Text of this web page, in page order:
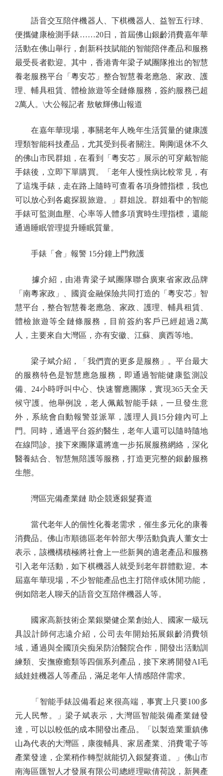
語音交互陪伴機器人、下棋機器人、益智五行球、
便攜健康檢測手錶……20日，首屆佛山銀齡消費嘉年華
活動在佛山舉行，創新科技賦能的智能陪伴產品和服務
最受長者歡迎。其中，香港青年梁子斌團隊推出的智慧
養老服務平台「粵安芯」整合智慧養老應急、家政、護
理、輔具租賃、體檢旅遊等全鏈條服務，簽約服務已超
2萬人。\大公報記者 敖敏輝佛山報道
在嘉年華現場，事關老年人晚年生活質量的健康護
理類智能科技產品，尤其受到長者關注。剛剛退休不久
的佛山市民群姐，在看到「粵安芯」展示的可穿戴智能
手錶後，立即下單購買。「老年人慢性病比較常見，有
了這塊手錶，走在路上隨時可查看各項身體指標，我也
可以放心到各處探親旅遊。」群姐說。群姐看中的智能
手錶可監測血壓、心率等人體多項實時生理指標，還能
通過睡眠管理提升睡眠質量。
手錶「會」報警 15分鐘上門救護
據介紹，由港青梁子斌團隊聯合廣東省家政品牌
「南粵家政」、國資金融保險共同打造的「粵安芯」智
慧平台，整合智慧養老應急、家政、護理、輔具租賃、
體檢旅遊等全鏈條服務，目前簽約客戶已經超過2萬
人，主要來自大灣區，亦有安徽、江蘇、廣西等地。
梁子斌介紹，「我們賣的更多是服務」。平台最大
的服務特色是智慧應急服務，即通過智能健康監測設
備、24小時呼叫中心、快速響應團隊，實現365天全天
候守護。他舉例說，老人佩戴智能手錶，一旦發生意
外，系統會自動報警並派單，護理人員15分鐘內可上
門。同時，通過平台簽約醫生，老年人還可以隨時隨地
在線問診。接下來團隊還將進一步拓展服務網絡，深化
醫養結合、智慧無陪護等服務，打造更完整的銀齡服務
生態。
灣區完備產業鏈 助企競逐銀髮賽道
當代老年人的個性化養老需求，催生多元化的康養
消費品。佛山市順德區老年幹部大學活動負責人董女士
表示，該機構積極將社會上一些新興的適老產品和服務
引入老年活動，如下棋機器人就受到老年群體歡迎。本
屆嘉年華現場，不少智能產品也主打陪伴或休閒功能，
例如陪老人聊天的語音交互陪伴機器人等。
國家高新技術企業銀樂健企業創始人、國家一級玩
具設計師何志遠介紹，公司去年開始拓展銀齡消費領
域，通過與全國頂尖痴呆防治醫院合作，開發出活動訓
練類、安撫療癒類等四個系列產品，接下來將開發AI毛
絨娃娃機器人等產品，滿足老年人情感陪伴需求。
「智能手錶設備看起來很高端，事實上只要100多
元人民幣。」梁子斌表示，大灣區智能裝備產業鏈發
達，可以以較低的成本開發出產品。「以製造業重鎮佛
山為代表的大灣區，康復輔具、家居產業、消費電子等
產業發達，企業稍作轉型就能切入銀髮賽道。」佛山市
南海區匯智人才發展有限公司總經理歐倩荷說，新興產